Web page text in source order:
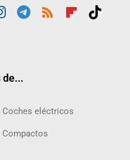
de...
Coches eléctricos
Compactos